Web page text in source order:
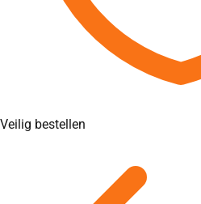
Veilig bestellen